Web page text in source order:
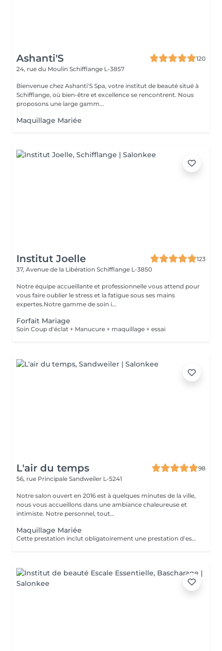
Ashanti'S
120
24, rue du Moulin Schifflange L-3857
Bienvenue chez Ashanti'S Spa, votre institut de beauté situé à
Schifflange, où bien-être et excellence se rencontrent. Nous
proposons une large gamm...
Maquillage Mariée
Institut Joelle
123
37, Avenue de la Libération Schifflange L-3850
Notre équipe accueillante et professionnelle vous attend pour
vous faire oublier le stress et la fatigue sous ses mains
expertes.Notre gamme de soin i...
Forfait Mariage
Soin Coup d'éclat + Manucure + maquillage + essai
L'air du temps
98
56, rue Principale Sandweiler L-5241
Notre salon ouvert en 2016 est à quelques minutes de la ville,
nous vous accueillons dans une ambiance chaleureuse et
intimiste. Notre personnel, tout...
Maquillage Mariée
Cette prestation inclut obligatoirement une prestation d'essai au préalable, un ou deux jours avant l'évènement.